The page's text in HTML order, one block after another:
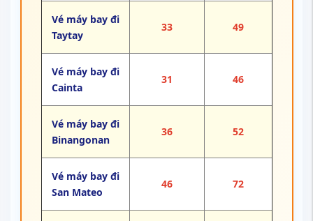
Vé máy bay đi
Taytay
33 49
Vé máy bay đi
Cainta
31 46
Vé máy bay đi
Binangonan
36 52
Vé máy bay đi
San Mateo
46 72